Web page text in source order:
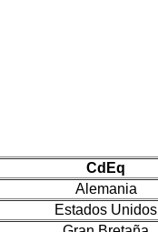
CdEq
Alemania
Estados Unidos